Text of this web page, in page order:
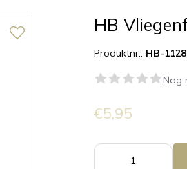
HB
Produktnr.: HB-
Nog
€5,95